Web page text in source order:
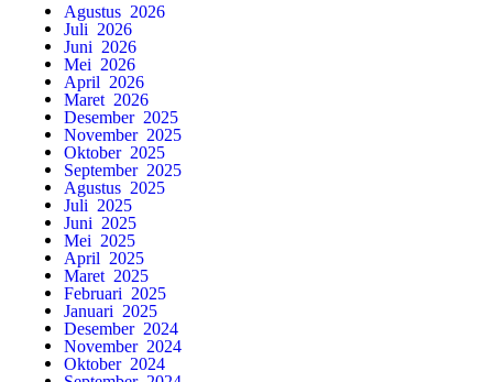
Agustus 2026
Juli 2026
Juni 2026
Mei 2026
April 2026
Maret 2026
Desember 2025
November 2025
Oktober 2025
September 2025
Agustus 2025
Juli 2025
Juni 2025
Mei 2025
April 2025
Maret 2025
Februari 2025
Januari 2025
Desember 2024
November 2024
Oktober 2024